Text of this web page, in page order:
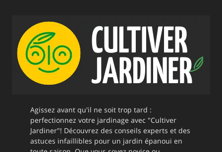
Agissez avant qu'il ne soit trop tard :
perfectionnez votre jardinage avec "Cultiver
Jardiner"! Découvrez des conseils experts et des
astuces infaillibles pour un jardin épanoui en